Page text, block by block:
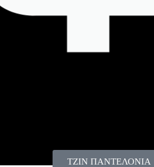
ΤΖΙΝ ΠΑΝΤΕΛΟΝΙΑ